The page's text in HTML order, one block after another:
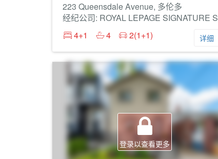
223 Queensdale Avenue, 多伦多
4+1
4 2(1+1) 详细
登录以查看更多